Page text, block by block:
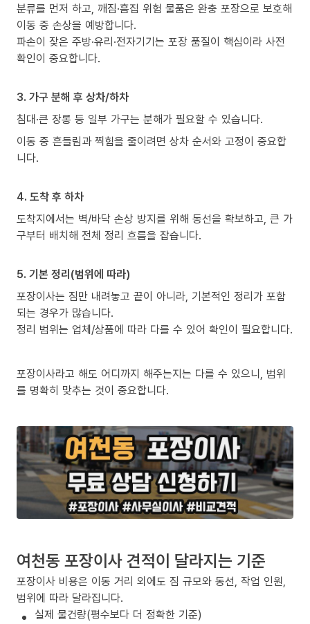
분류를 먼저 하고, 깨짐·흠집 위험 물품은 완충 포장으로 보호해
이동 중 손상을 예방합니다.
파손이 잦은 주방·유리·전자기기는 포장 품질이 핵심이라 사전
확인이 중요합니다.
3. 가구 분해 후 상차/하차
침대·큰 장롱 등 일부 가구는 분해가 필요할 수 있습니다.
이동 중 흔들림과 찍힘을 줄이려면 상차 순서와 고정이 중요합
니다.
4. 도착 후 하차
도착지에서는 벽/바닥 손상 방지를 위해 동선을 확보하고, 큰 가
구부터 배치해 전체 정리 흐름을 잡습니다.
5. 기본 정리(범위에 따라)
포장이사는 짐만 내려놓고 끝이 아니라, 기본적인 정리가 포함
되는 경우가 많습니다.
정리 범위는 업체/상품에 따라 다를 수 있어 확인이 필요합니다.
포장이사라고 해도 어디까지 해주는지는 다를 수 있으니, 범위
를 명확히 맞추는 것이 중요합니다.
여천동 포장이사 견적이 달라지는 기준
포장이사 비용은 이동 거리 외에도 짐 규모와 동선, 작업 인원,
범위에 따라 달라집니다.
실제 물건량(평수보다 더 정확한 기준)